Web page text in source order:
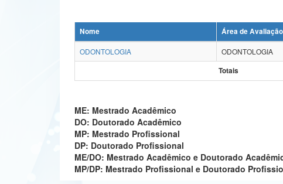
Nome
Área de Avaliação
ODONTOLOGIA
ODONTOLOGIA
Totais
ME: Mestrado Acadêmico
DO: Doutorado Acadêmico
MP: Mestrado Profissional
DP: Doutorado Profissional
ME/DO: Mestrado Acadêmico e Doutorado
MP/DP: Mestrado Profissional e Doutorado